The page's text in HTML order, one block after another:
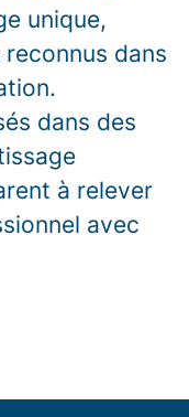
unique,
dans
dans des
à relever
avec